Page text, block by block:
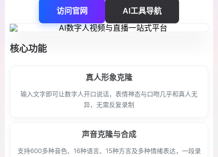
访问官网 AI工具导航
核心功能
真人形象克隆
输入文字即可让数字人开口说话，表情神态与口吻几乎和真人无
异，无需反复录制
声音克隆与合成
支持600多种音色、16种语言、15种方言及多种情绪表达，一段录